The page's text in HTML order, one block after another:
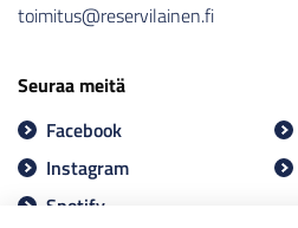
toimitus@reservilainen.fi
Seuraa meitä
Facebook
Instagram
Spotify